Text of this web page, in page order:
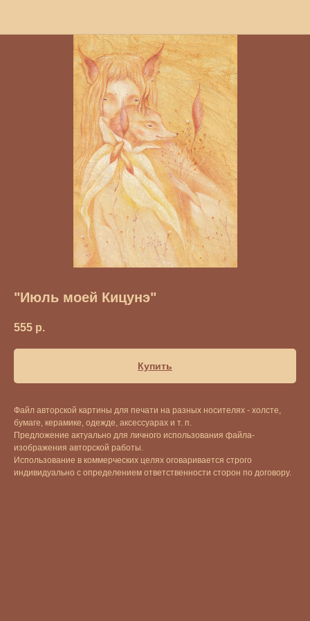
"Июль моей Кицунэ"
555 р.
Купить
Файл авторской картины для печати на разных носителях - холсте,
бумаге, керамике, одежде, аксессуарах и т. п.
Предложение актуально для личного использования файла-
изображения авторской работы.
Использование в коммерческих целях оговаривается строго
индивидуально с определением ответственности сторон по договору.